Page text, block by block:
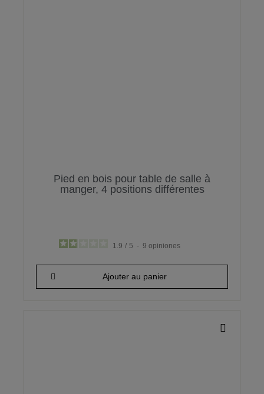
Pied en bois pour table de salle à
manger, 4 positions différentes
1.9 / 5 - 9opiniones
33,42 €
Ajouter au panier